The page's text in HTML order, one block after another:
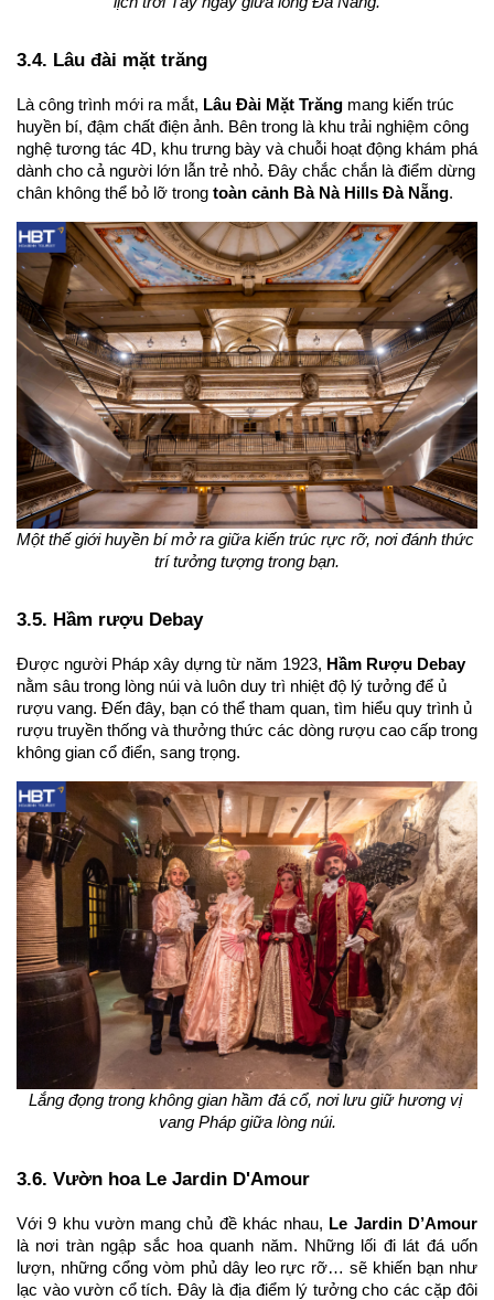
3.4. Lâu đài mặt trăng
Là công trình mới ra mắt, Lâu Đài Mặt Trăng mang kiến trúc
huyền bí, đậm chất điện ảnh. Bên trong là khu trải nghiệm công
nghệ tương tác 4D, khu trưng bày và chuỗi hoạt động khám phá
dành cho cả người lớn lẫn trẻ nhỏ. Đây chắc chắn là điểm dừng
chân không thể bỏ lỡ trong toàn cảnh Bà Nà Hills Đà Nẵng.
Một thế giới huyền bí mở ra giữa kiến trúc rực rỡ, nơi đánh thức
trí tưởng tượng trong bạn.
3.5. Hầm rượu Debay
Được người Pháp xây dựng từ năm 1923, Hầm Rượu Debay
nằm sâu trong lòng núi và luôn duy trì nhiệt độ lý tưởng để ủ
rượu vang. Đến đây, bạn có thể tham quan, tìm hiểu quy trình ủ
rượu truyền thống và thưởng thức các dòng rượu cao cấp trong
không gian cổ điển, sang trọng.
Lắng đọng trong không gian hầm đá cổ, nơi lưu giữ hương vị
vang Pháp giữa lòng núi.
3.6. Vườn hoa Le Jardin D'Amour
Với 9 khu vườn mang chủ đề khác nhau, Le Jardin D’Amour
là nơi tràn ngập sắc hoa quanh năm. Những lối đi lát đá uốn
lượn, những cổng vòm phủ dây leo rực rỡ… sẽ khiến bạn như
lạc vào vườn cổ tích. Đây là địa điểm lý tưởng cho các cặp đôi